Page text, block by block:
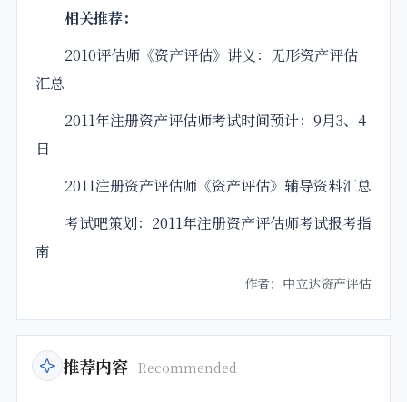
相关推荐：
2010评估师 《资产评估》 讲义 ：无形资产评估
汇总
2011年注册资产评估师考试时间预计：9月3、4
日
2011注册资产评估师《资产评估》辅导资料汇总
考试吧策划：2011年注册资产评估师考试报考指
南
作者：中立达资产评估
推荐内容 Recommended